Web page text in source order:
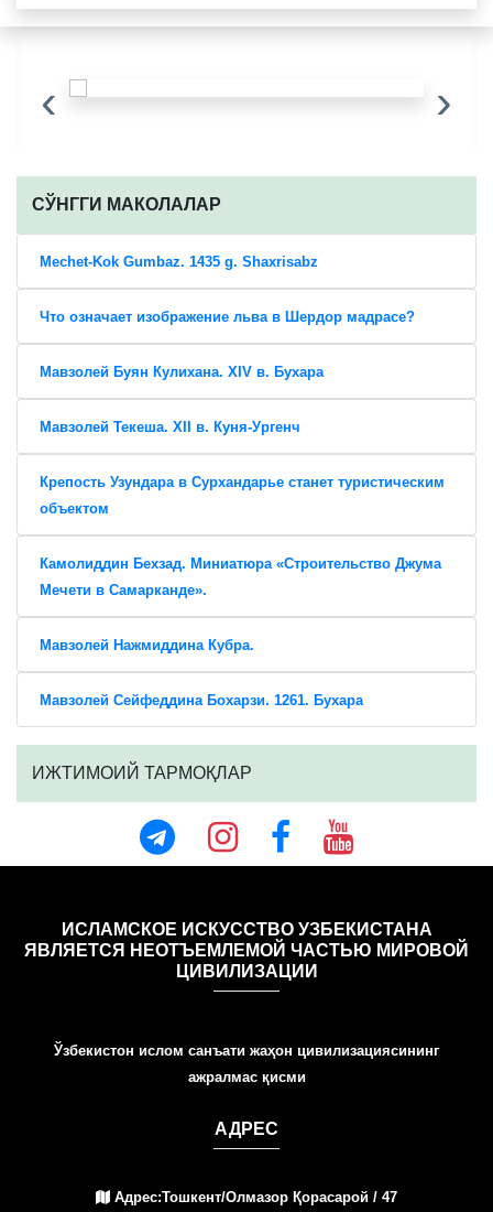
‹ ›
CЎНГГИ МАКОЛАЛАР
Mechet-Kok Gumbaz. 1435 g. Shaxrisabz
Что означает изображение льва в Шердор мадрасе?
Мавзолей Буян Кулихана. XIV в. Бухара
Мавзолей Текеша. XII в. Куня-Ургенч
Крепость Узундара в Сурхандарье станет туристическим
объектом
Камолиддин Бехзад. Миниатюра «Строительство Джума
Мечети в Самарканде».
Мавзолей Нажмиддина Кубра.
Мавзолей Сейфеддина Бохарзи. 1261. Бухара
ИЖТИМОИЙ ТАРМОҚЛАР
ИСЛАМСКОЕ ИСКУССТВО УЗБЕКИСТАНА
ЯВЛЯЕТСЯ НЕОТЪЕМЛЕМОЙ ЧАСТЬЮ МИРОВОЙ
ЦИВИЛИЗАЦИИ
Ўзбекистон ислом санъати жаҳон цивилизациясининг
ажралмас қисми
АДРЕС
Адрес:Тошкент/Олмазор Қорасарой / 47